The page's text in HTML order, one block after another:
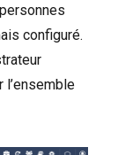
configuré.
l’ensemble